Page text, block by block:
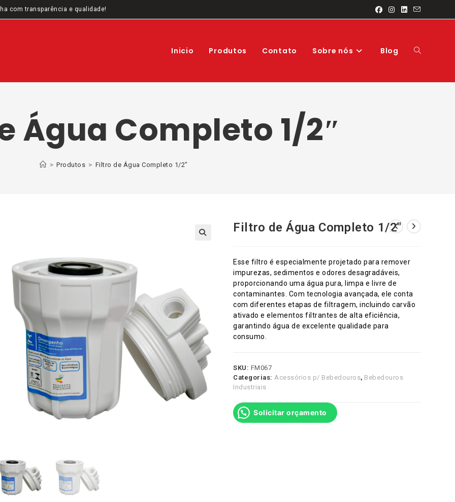
com transparência e qualidade!
Inicio Produtos Contato Sobre nós Blog Alternar
Água Completo 1/2″
> Produtos > Filtro de Água Completo 1/2″
Filtro de Água Completo 1/2″
Esse filtro é especialmente projetado para remover
impurezas, sedimentos e odores desagradáveis,
proporcionando uma água pura, limpa e livre de
contaminantes. Com tecnologia avançada, ele conta
com diferentes etapas de filtragem, incluindo carvão
ativado e elementos filtrantes de alta eficiência,
garantindo água de excelente qualidade para
consumo.
SKU: FM067
Categorias:Acessórios p/ Bebedouros, Bebedouros
Industriais
Solicitar orçamento